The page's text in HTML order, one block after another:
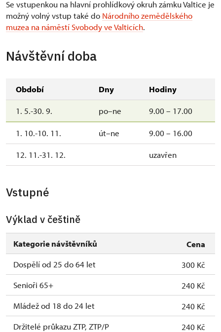
Se vstupenkou na hlavní prohlídkový okruh zámku Valtice je
možný volný vstup také do Národního zemědělského
muzea na náměstí Svobody ve Valticích.
Návštěvní doba
Období Dny Hodiny
1. 5.-30. 9. po–ne 9.00 – 17.00
1. 10.-10. 11. út–ne 9.00 – 16.00
12. 11.-31. 12. uzavřen
Vstupné
Výklad v češtině
Kategorie návštěvníků
Cena
Dospělí od 25 do 64 let
300 Kč
Senioři 65+
240 Kč
Mládež od 18 do 24 let
240 Kč
Držitelé průkazu ZTP, ZTP/P
240 Kč